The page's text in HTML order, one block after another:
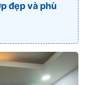
đẹp và phù